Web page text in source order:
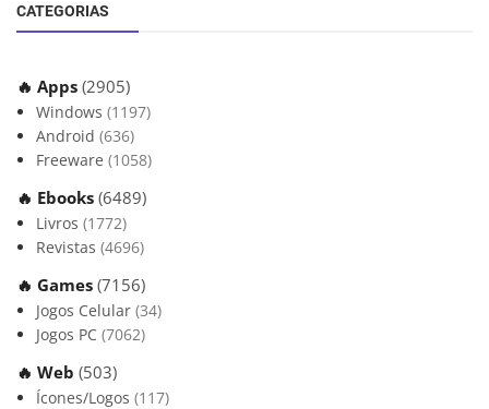
CATEGORIAS
🔥 Apps (2905)
Windows (1197)
Android (636)
Freeware (1058)
🔥 Ebooks (6489)
Livros (1772)
Revistas (4696)
🔥 Games (7156)
Jogos Celular (34)
Jogos PC (7062)
🔥 Web (503)
Ícones/Logos (117)